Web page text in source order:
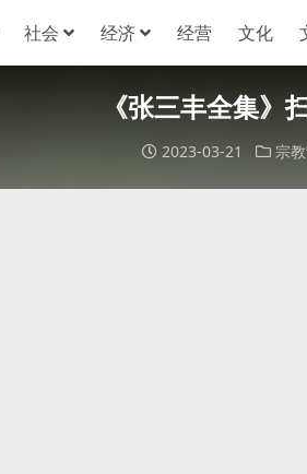
社会 经济 经营 文化
《张三丰全集》
2023-03-21 宗